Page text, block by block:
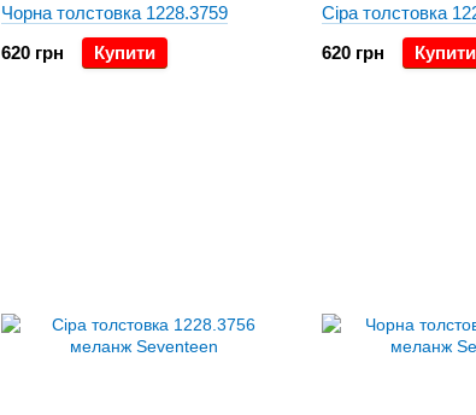
Чорна толстовка 1228.3759
620 грн
Купити
Сіра толстовка
620 грн
Купити